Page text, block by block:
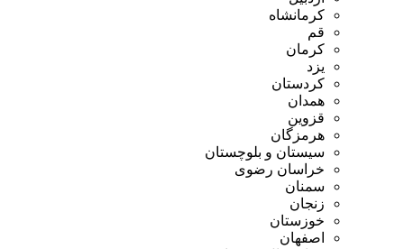
کرمانشاه
قم
کرمان
یزد
کردستان
همدان
قزوین
هرمزگان
سیستان و بلوچستان
خراسان رضوی
سمنان
زنجان
خوزستان
اصفهان